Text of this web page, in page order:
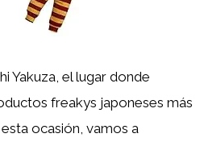
Yakuza, el lugar donde
freakys japoneses más
ocasión, vamos a